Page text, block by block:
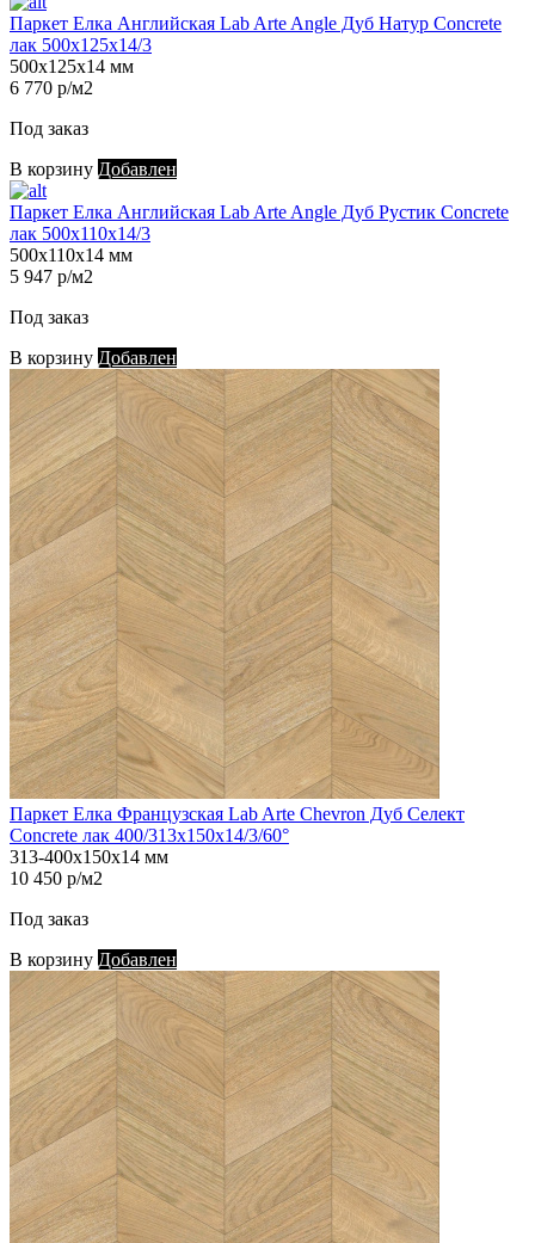
Паркет Елка Английская Lab Arte Angle Дуб Натур Concrete
лак 500х125х14/3
500х125х14 мм
6 770 р/м2
Под заказ
В корзину Добавлен
Паркет Елка Английская Lab Arte Angle Дуб Рустик Concrete
лак 500х110х14/3
500х110х14 мм
5 947 р/м2
Под заказ
В корзину Добавлен
Паркет Елка Французская Lab Arte Chevron Дуб Селект
Concrete лак 400/313х150х14/3/60°
313-400х150х14 мм
10 450 р/м2
Под заказ
В корзину Добавлен